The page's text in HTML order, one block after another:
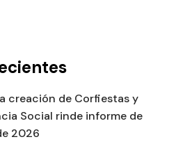
creación de Corfiestas y
Social rinde informe de
2026